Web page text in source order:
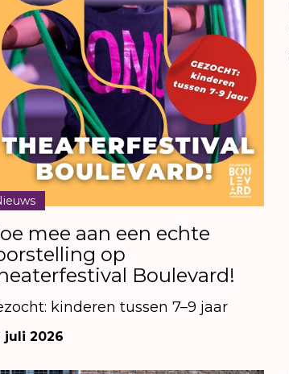
mee aan een echte
op
Boulevard!
kinderen tussen 7–9 jaar
juli 2026